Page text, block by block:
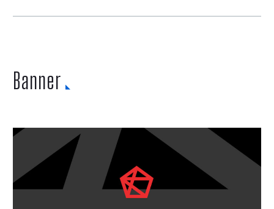
Banner